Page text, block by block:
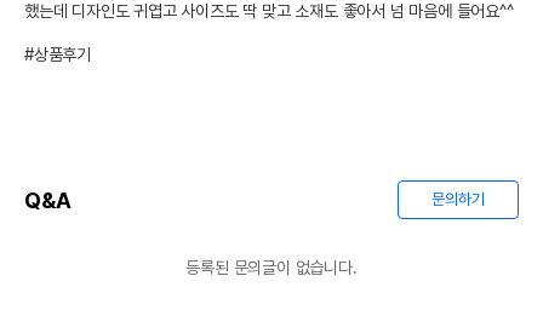
했는데 디자인도 귀엽고 사이즈도 딱 맞고 소재도 좋아서 넘 마음에 들어요^^
#상품후기
Q&A 문의하기
등록된 문의글이 없습니다.